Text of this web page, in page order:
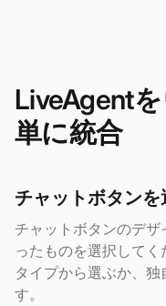
LiveAgent
単に統合
チャットボタンを
チャットボタンのデ
ったものを選択して
タイプから選ぶか、
す。